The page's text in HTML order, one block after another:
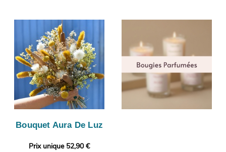
Bouquet Aura De Luz
Prix unique 52,90 €